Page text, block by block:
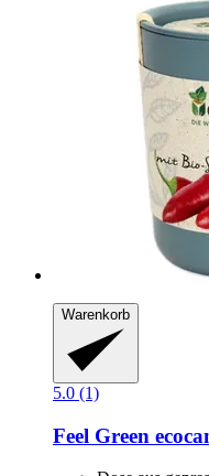
Warenkorb
5.0 (1)
Feel Green